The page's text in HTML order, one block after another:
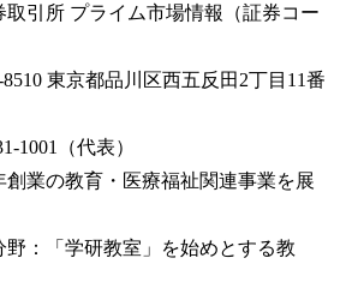
プライム市場情報（証券コー
8510 東京都品川区西五反田2丁目11番
1001（代表）
創業の教育・医療福祉関連事業を展
研教室」を始めとする教